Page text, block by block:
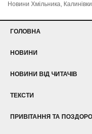
Новини Хмільника,
ГОЛОВНА
НОВИНИ
НОВИНИ ВІД ЧИТАЧІВ
ТЕКСТИ
ПРИВІТАННЯ ТА